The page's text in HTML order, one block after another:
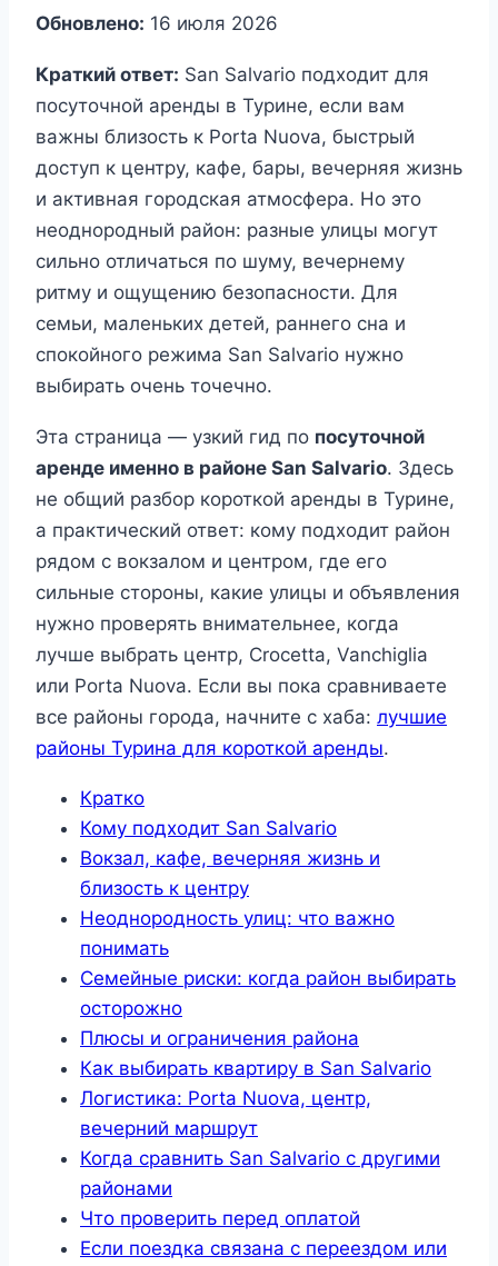
Обновлено: 16 июля 2026
Краткий ответ: San Salvario подходит для
посуточной аренды в Турине, если вам
важны близость к Porta Nuova, быстрый
доступ к центру, кафе, бары, вечерняя жизнь
и активная городская атмосфера. Но это
неоднородный район: разные улицы могут
сильно отличаться по шуму, вечернему
ритму и ощущению безопасности. Для
семьи, маленьких детей, раннего сна и
спокойного режима San Salvario нужно
выбирать очень точечно.
Эта страница — узкий гид по посуточной
аренде именно в районе San Salvario. Здесь
не общий разбор короткой аренды в Турине,
а практический ответ: кому подходит район
рядом с вокзалом и центром, где его
сильные стороны, какие улицы и объявления
нужно проверять внимательнее, когда
лучше выбрать центр, Crocetta, Vanchiglia
или Porta Nuova. Если вы пока сравниваете
все районы города, начните с хаба: лучшие
районы Турина для короткой аренды.
Кратко
Кому подходит San Salvario
Вокзал, кафе, вечерняя жизнь и
близость к центру
Неоднородность улиц: что важно
понимать
Семейные риски: когда район выбирать
осторожно
Плюсы и ограничения района
Как выбирать квартиру в San Salvario
Логистика: Porta Nuova, центр,
вечерний маршрут
Когда сравнить San Salvario с другими
районами
Что проверить перед оплатой
Если поездка связана с переездом или